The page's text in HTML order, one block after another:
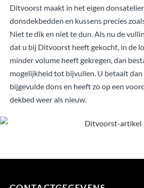
Ditvoorst maakt in het eigen
donsdekbedden en kussens precies
Niet te dik en niet te dun. Als nu de
dat u bij Ditvoorst heeft gekocht, in de
minder volume heeft gekregen, dan
mogelijkheid tot bijvullen. U betaalt
bijgevulde dons en heeft zo op een
dekbed weer als nieuw.